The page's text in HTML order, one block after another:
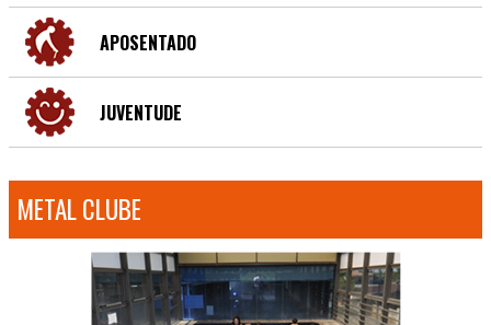
APOSENTADO
JUVENTUDE
METAL CLUBE